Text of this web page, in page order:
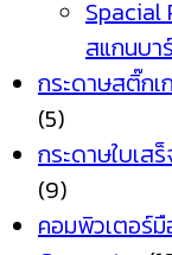
Spacial
สแกนบา
กระดาษสติ๊กเ
(5)
กระดาษใบเส
(9)
คอมพิวเตอร์